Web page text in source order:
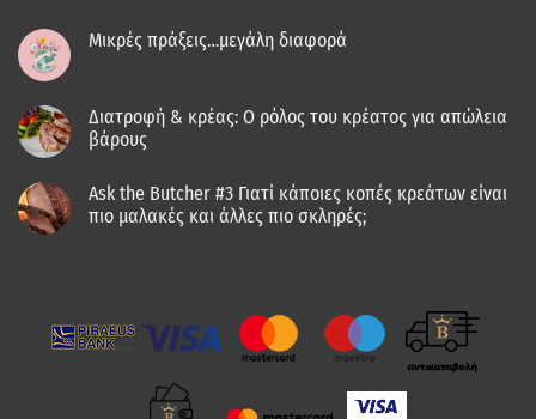
Μικρές πράξεις…μεγάλη διαφορά
Διατροφή & κρέας: Ο ρόλος του κρέατος για απώλεια
βάρους
Ask the Butcher #3 Γιατί κάποιες κοπές κρεάτων είναι
πιο μαλακές και άλλες πιο σκληρές;